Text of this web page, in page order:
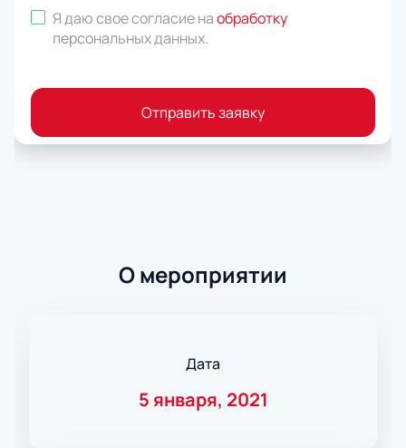
Я даю свое согласие наобработку
персональных данных.
Отправить заявку
О мероприятии
Дата
5 января, 2021